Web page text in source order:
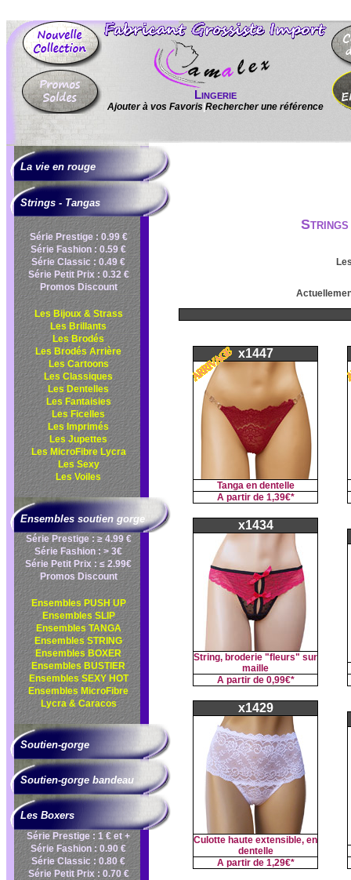
Lingerie
Ajouter à vos Favoris Rechercher une référence
La vie en rouge
Strings - Tangas
Série Prestige : 0.99 €
Série Fashion : 0.59 €
Série Classic : 0.49 €
Série Petit Prix : 0.32 €
Promos Discount
Les Bijoux & Strass
Les Brillants
Les Brodés
Les Brodés Arrière
Les Cartoons
Les Classiques
Les Dentelles
Les Fantaisies
Les Ficelles
Les Imprimés
Les Jupettes
Les MicroFibre Lycra
Les Sexy
Les Voiles
Ensembles soutien gorge
Série Prestige : ≥ 4.99 €
Série Fashion : > 3€
Série Petit Prix : ≤ 2.99€
Promos Discount
Ensembles PUSH UP
Ensembles SLIP
Ensembles TANGA
Ensembles STRING
Ensembles BOXER
Ensembles BUSTIER
Ensembles SEXY HOT
Ensembles MicroFibre
Lycra & Caracos
Soutien-gorge
Soutien-gorge bandeau
Les Boxers
Série Prestige : 1 € et +
Série Fashion : 0.90 €
Série Classic : 0.80 €
Série Petit Prix : 0.70 €
Strings
x1447
Tanga en dentelle
A partir de 1,39€*
x1434
String, broderie "fleurs" sur
maille
A partir de 0,99€*
x1429
Culotte haute extensible, en
dentelle
A partir de 1,29€*